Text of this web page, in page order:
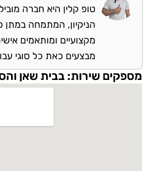
טופ קלין היא חברה
הניקיון, המתמחה במתן
מקצועיים ומותאמים
מבצעים כאת כל סוגי
מספקים שירות: בבית שאן